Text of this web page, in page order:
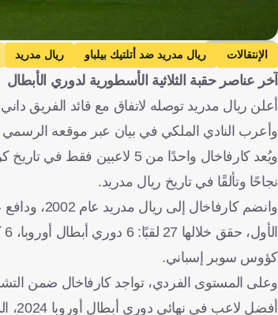
Getty Images
الإنتقالات ريال مدريد ضد أتلتيك بيلباو ريال مدريد
آخر عناصر حقبة الثلاثية الأسطورية لدوري الأبطال
أعلن ريال مدريد توصله لاتفاق مع قائد الفريق
وأعرب النادي الملكي في بيان عبر موقعه الرسمي
نجاحًا وتألقًا في تاريخ ريال مدريد.
كؤوس سوبر إسباني.
أفضل لاعب في نهائي دوري أبطال أوروبا 2024، الذي سجل خلاله هدفًا.